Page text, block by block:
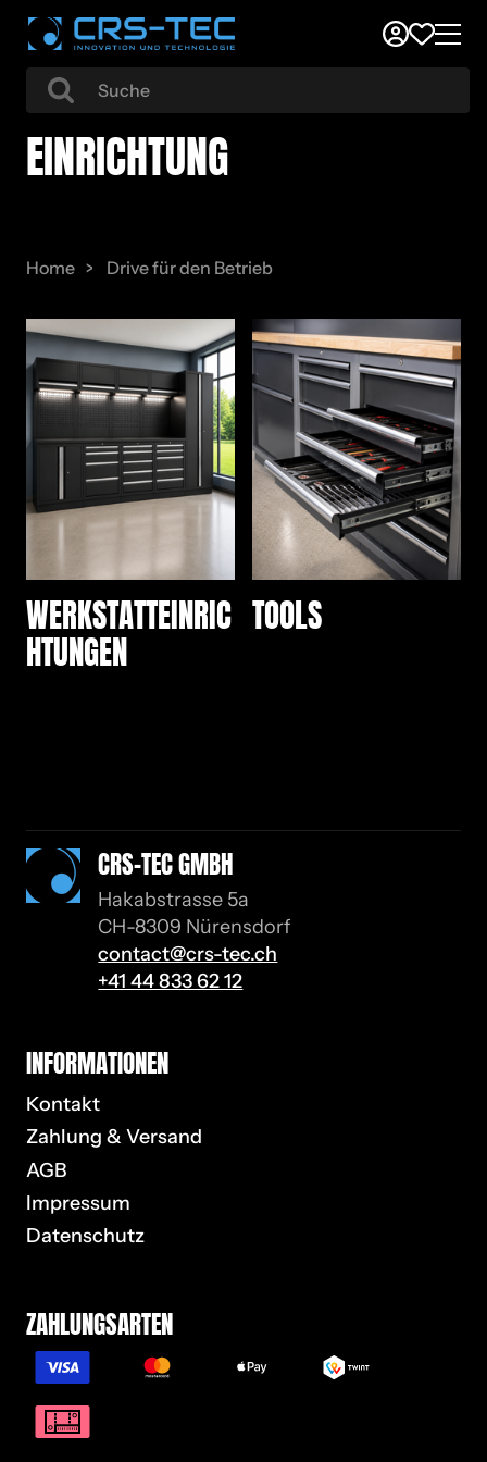
EIN­RICH­TUNG
Home Drive für den Betrieb
WERKSTATTEINRIC
HTUNGEN
TOOLS
CRS-TEC GMBH
Hakabstrasse 5a
CH-8309 Nürensdorf
contact@crs-tec.ch
+41 44 833 62 12
IN­FOR­MA­TIO­NEN
Kontakt
Zahlung & Versand
AGB
Impressum
Datenschutz
ZAH­LUNGS­AR­TEN